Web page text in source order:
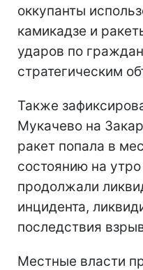
оккупанты
камикадзе и
ударов по
стратегическим
Также
Мукачево на
ракет попала в
состоянию на
продолжали
инцидента,
последствия
Местные власти